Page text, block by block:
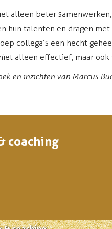
alleen beter
hun talenten en dragen
collega’s een hecht
alleen effectief, maar
en inzichten van Marcus
coaching